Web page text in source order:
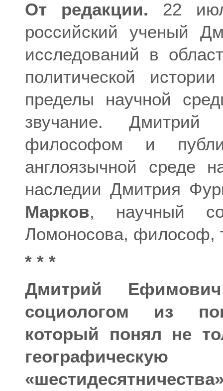
От редакции. 22
российский ученый
исследований в
политической
пределы научной
звучание.
философом и
англоязычной среде
наследии Дмитрия
Марков, научный
Ломоносова, философ,
* * *
Дмитрий
социологом из
который понял не